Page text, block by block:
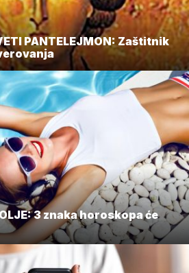
PANTELEJMON: Zaštitnik
3 znaka horoskopa će